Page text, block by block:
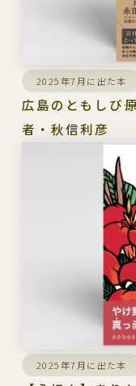
2025年7月に出た本
広島のともしび
者・秋信利彦
2025年7月に出た本